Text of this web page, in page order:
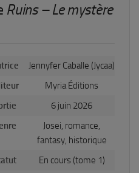
Ruins – Le mystère
Jennyfer Caballe (Jycaa)
Myria Éditions
6 juin 2026
Josei, romance,
fantasy, historique
En cours (tome 1)